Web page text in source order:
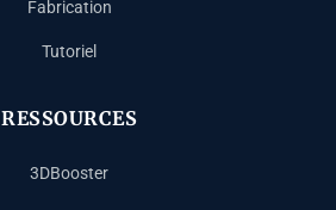
Fabrication
Tutoriel
RESSOURCES
3DBooster